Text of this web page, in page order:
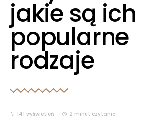
jakie są ich
popularne
rodzaje
141 wyświetleń 2 minut czytania